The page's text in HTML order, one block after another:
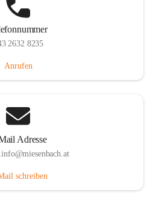
2632 8235
Anrufen
Adresse
schreiben